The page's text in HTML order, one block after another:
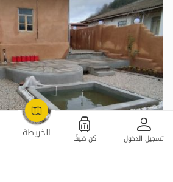
الخريطة تسجيل الدخول كن ضيفًا
OpenStreetMap